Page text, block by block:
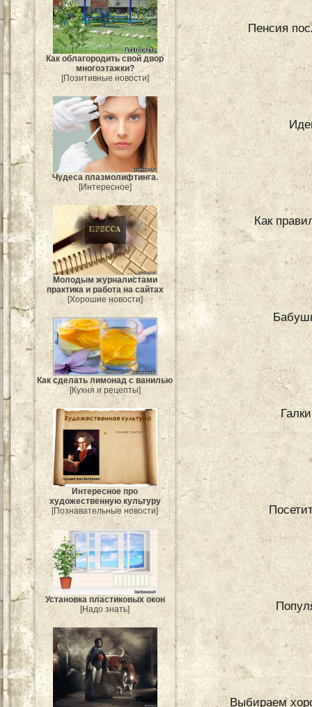
Как облагородить свой двор
многоэтажки?
[Позитивные новости]
Чудеса плазмолифтинга.
[Интересное]
Молодым журналистами
практика и работа на сайтах
[Хорошие новости]
Как сделать лимонад с ванилью
[Кухня и рецепты]
Интересное про
художественную культуру
[Познавательные новости]
Установка пластиковых окон
[Надо знать]
Пенсия
Как
Выбираем